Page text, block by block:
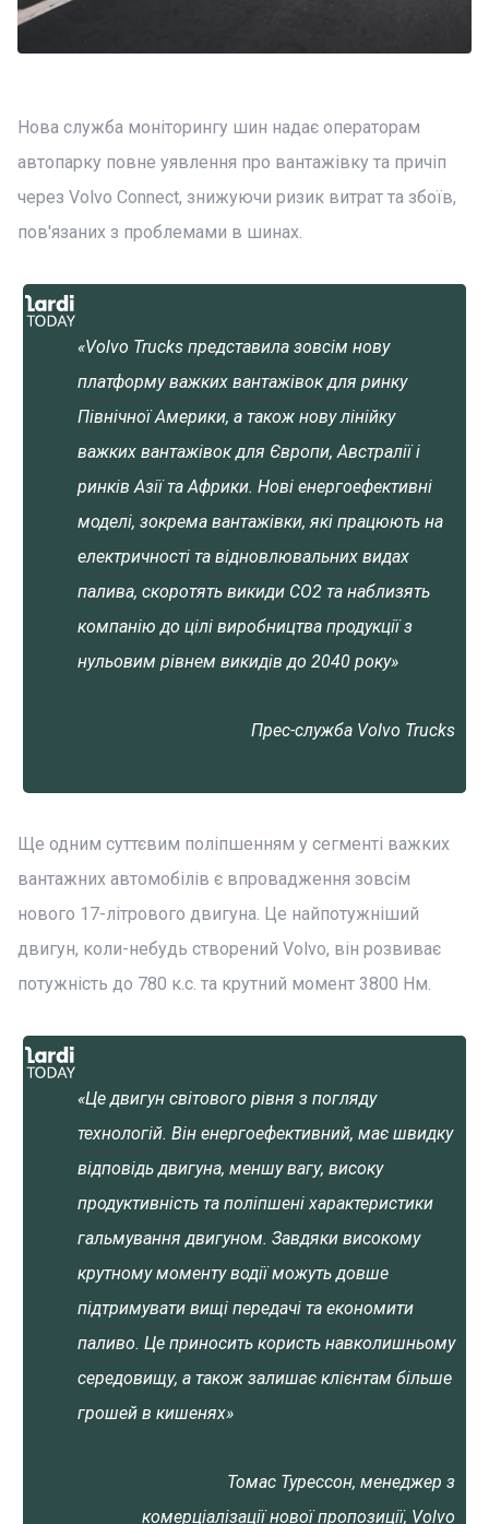
Нова служба моніторингу шин надає операторам
автопарку повне уявлення про вантажівку та причіп
через Volvo Connect, знижуючи ризик витрат та збоїв,
пов'язаних з проблемами в шинах.
«Volvo Trucks представила зовсім нову
платформу важких вантажівок для ринку
Північної Америки, а також нову лінійку
важких вантажівок для Європи, Австралії і
ринків Азії та Африки. Нові енергоефективні
моделі, зокрема вантажівки, які працюють на
електричності та відновлювальних видах
палива, скоротять викиди CO2 та наблизять
компанію до цілі виробництва продукції з
нульовим рівнем викидів до 2040 року»
Прес-служба Volvo Trucks
Ще одним суттєвим поліпшенням у сегменті важких
вантажних автомобілів є впровадження зовсім
нового 17-літрового двигуна. Це найпотужніший
двигун, коли-небудь створений Volvo, він розвиває
потужність до 780 к.с. та крутний момент 3800 Нм.
«Це двигун світового рівня з погляду
технологій. Він енергоефективний, має швидку
відповідь двигуна, меншу вагу, високу
продуктивність та поліпшені характеристики
гальмування двигуном. Завдяки високому
крутному моменту водії можуть довше
підтримувати вищі передачі та економити
паливо. Це приносить користь навколишньому
середовищу, а також залишає клієнтам більше
грошей в кишенях»
Томас Турессон, менеджер з
комерціалізації нової пропозиції, Volvo